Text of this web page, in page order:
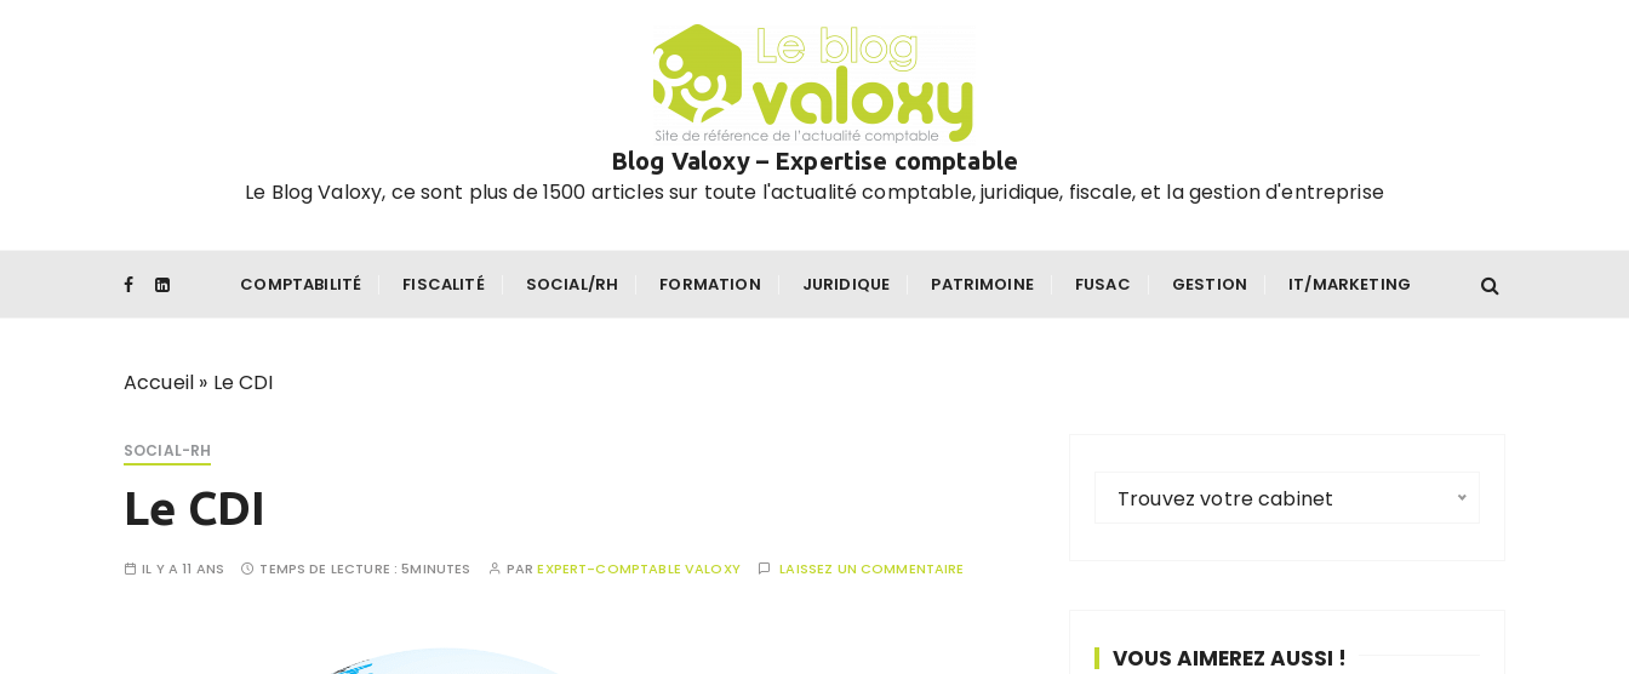
Blog Valoxy – Expertise comptable
Le Blog Valoxy, ce sont plus de 1500 articles sur toute l'actualité comptable, juridique, fiscale, et la gestion d'entreprise
COMPTABILITÉ FISCALITÉ SOCIAL/RH FORMATION JURIDIQUE PATRIMOINE FUSAC GESTION IT/MARKETING
Accueil » Le CDI
SOCIAL-RH
Le CDI
IL Y A 11 ANS TEMPS DE LECTURE :5MINUTES PAREXPERT-COMPTABLE VALOXY LAISSEZ UN COMMENTAIRE
Trouvez votre cabinet
VOUS AIMEREZ AUSSI !